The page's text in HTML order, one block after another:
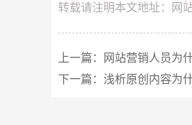
转载请注明本文地址： 网
上一篇：
网站营销人员为
下一篇： 浅析原创内容为